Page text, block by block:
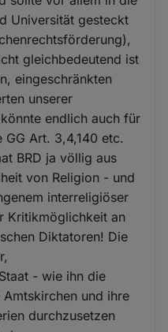
Universität gesteckt
gleichbedeutend ist
eingeschränkten
unserer
endlich auch für
Art. 3,4,140 etc.
BRD ja völlig aus
von Religion - und
interreligiöser
Kritikmöglichkeit an
Diktatoren! Die
- wie ihn die
und ihre
durchzusetzen